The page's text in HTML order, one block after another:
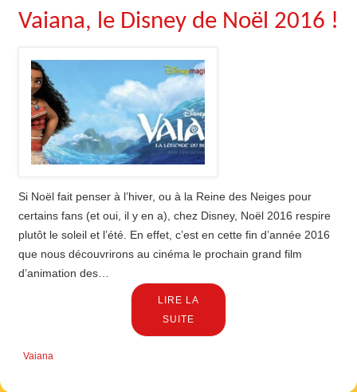
Vaiana, le Disney de Noël 2016 !
Si Noël fait penser à l’hiver, ou à la Reine des Neiges pour
certains fans (et oui, il y en a), chez Disney, Noël 2016 respire
plutôt le soleil et l’été. En effet, c’est en cette fin d’année 2016
que nous découvrirons au cinéma le prochain grand film
d’animation des…
LIRE LA
SUITE
Vaiana